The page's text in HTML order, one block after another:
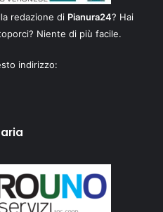
redazione di Pianura24? Hai
Niente di più facile.
indirizzo: